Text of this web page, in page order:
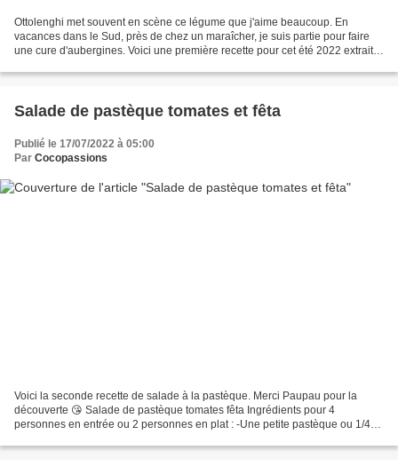
Ottolenghi met souvent en scène ce légume que j'aime beaucoup. En
vacances dans le Sud, près de chez un maraîcher, je suis partie pour faire
une cure d'aubergines. Voici une première recette pour cet été 2022 extraite
Salade de pastèque tomates et fêta
Publié le 17/07/2022 à 05:00
Par Cocopassions
Voici la seconde recette de salade à la pastèque. Merci Paupau pour la
découverte 😘 Salade de pastèque tomates fêta Ingrédients pour 4
personnes en entrée ou 2 personnes en plat : -Une petite pastèque ou 1/4